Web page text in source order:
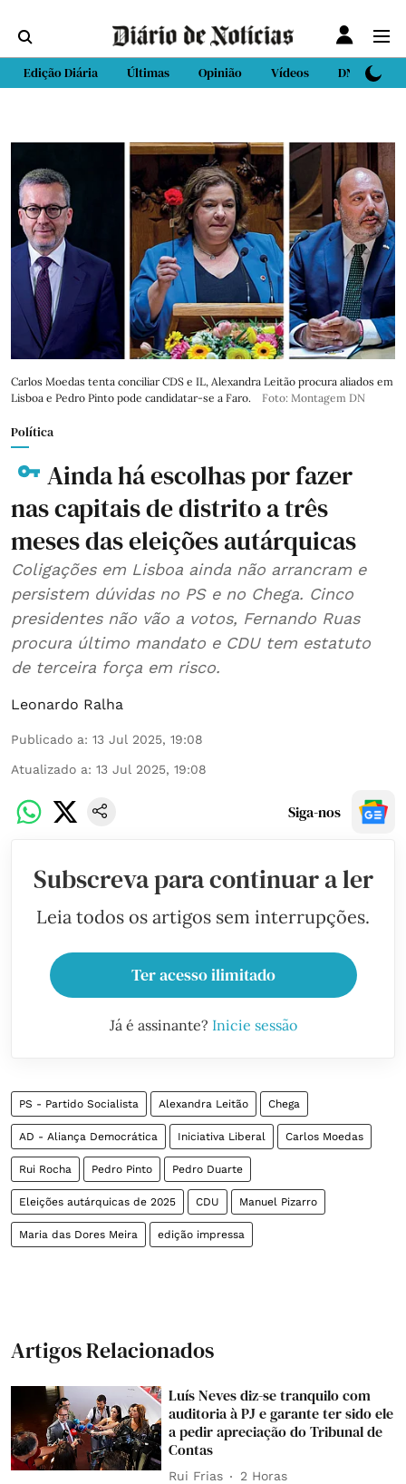
Edição Diária Últimas Opinião Vídeos DN Sport
Carlos Moedas tenta conciliar CDS e IL, Alexandra Leitão procura aliados em
Lisboa e Pedro Pinto pode candidatar-se a Faro.
Foto: Montagem DN
Política
Ainda há escolhas por fazer
nas capitais de distrito a três
meses das eleições autárquicas
Coligações em Lisboa ainda não arrancram e
persistem dúvidas no PS e no Chega. Cinco
presidentes não vão a votos, Fernando Ruas
procura último mandato e CDU tem estatuto
de terceira força em risco.
Leonardo Ralha
Publicado a: 13 Jul 2025, 19:08
Atualizado a: 13 Jul 2025, 19:08
Siga-nos
Subscreva para continuar a ler
Leia todos os artigos sem interrupções.
Ter acesso ilimitado
Já é assinante? Inicie sessão
PS - Partido Socialista Alexandra Leitão Chega
AD - Aliança Democrática Iniciativa Liberal Carlos Moedas
Rui Rocha Pedro Pinto Pedro Duarte
Eleições autárquicas de 2025 CDU Manuel Pizarro
Maria das Dores Meira edição impressa
Artigos Relacionados
Luís Neves diz-se tranquilo com
auditoria à PJ e garante ter sido ele
a pedir apreciação do Tribunal de
Contas
Rui Frias 2 Horas